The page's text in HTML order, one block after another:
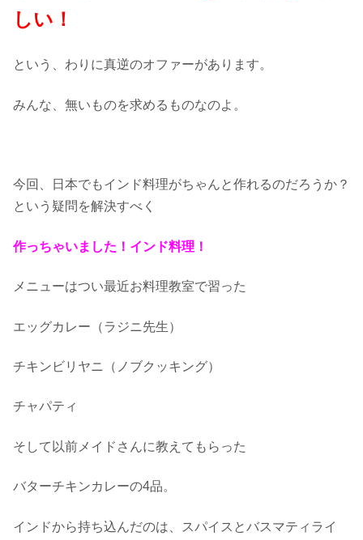
しい！
という、わりに真逆のオファーがあります。
みんな、無いものを求めるものなのよ。
今回、日本でもインド料理がちゃんと作れるのだろうか？
という疑問を解決すべく
作っちゃいました！インド料理！
メニューはつい最近お料理教室で習った
エッグカレー（ラジニ先生）
チキンビリヤニ（ノブクッキング）
チャパティ
そして以前メイドさんに教えてもらった
バターチキンカレーの4品。
インドから持ち込んだのは、スパイスとバスマティライ